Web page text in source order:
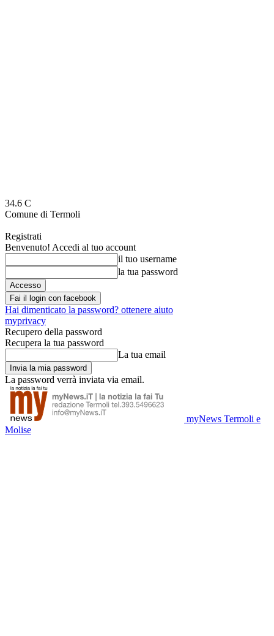
34.6 C
Comune di Termoli
Registrati
Benvenuto! Accedi al tuo account
il tuo username
la tua password
Fai il login con facebook
Hai dimenticato la password? ottenere aiuto
myprivacy
Recupero della password
Recupera la tua password
La tua email
La password verrà inviata via email.
myNews Termoli e
Molise